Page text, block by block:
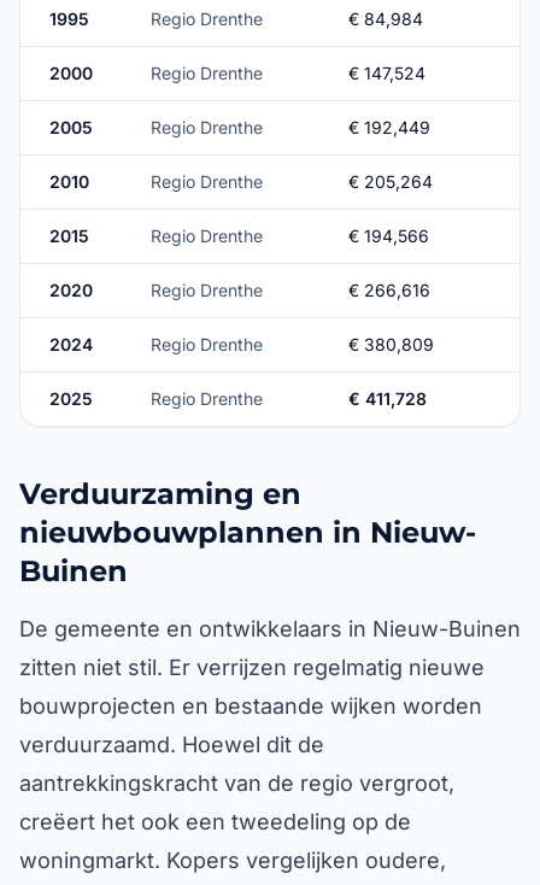
1995 Regio Drenthe € 84,984
2000 Regio Drenthe € 147,524
2005 Regio Drenthe € 192,449
2010 Regio Drenthe € 205,264
2015 Regio Drenthe € 194,566
2020 Regio Drenthe € 266,616
2024 Regio Drenthe € 380,809
2025 Regio Drenthe € 411,728
Verduurzaming en
nieuwbouwplannen in Nieuw-
Buinen
De gemeente en ontwikkelaars in Nieuw-Buinen
zitten niet stil. Er verrijzen regelmatig nieuwe
bouwprojecten en bestaande wijken worden
verduurzaamd. Hoewel dit de
aantrekkingskracht van de regio vergroot,
creëert het ook een tweedeling op de
woningmarkt. Kopers vergelijken oudere,